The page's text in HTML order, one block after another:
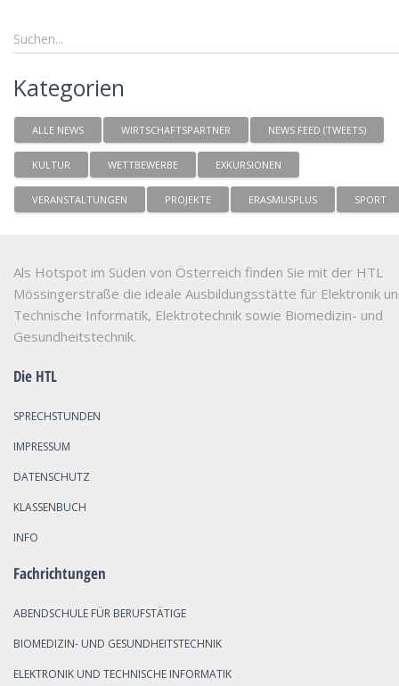
Kategorien
ALLE NEWS WIRTSCHAFTSPARTNER NEWS FEED (TWEETS)
KULTUR WETTBEWERBE EXKURSIONEN
VERANSTALTUNGEN PROJEKTE ERASMUSPLUS SPORT
Als Hotspot im Süden von Österreich finden Sie mit der HTL
Mössingerstraße die ideale Ausbildungsstätte für Elektronik
Technische Informatik, Elektrotechnik sowie Biomedizin- und
Gesundheitstechnik.
Die HTL
SPRECHSTUNDEN
IMPRESSUM
DATENSCHUTZ
KLASSENBUCH
INFO
Fachrichtungen
ABENDSCHULE FÜR BERUFSTÄTIGE
BIOMEDIZIN- UND GESUNDHEITSTECHNIK
ELEKTRONIK UND TECHNISCHE INFORMATIK